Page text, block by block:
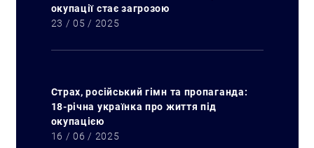
окупації стає загрозою
23 / 05 / 2025
Страх, російський гімн та пропаганда:
18-річна українка про життя під
окупацією
16 / 06 / 2025